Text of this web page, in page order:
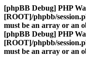
[phpBB Debug] PHP
[ROOT]/phpbb/
must be an array or an
[phpBB Debug] PHP
[ROOT]/phpbb/
must be an array or an